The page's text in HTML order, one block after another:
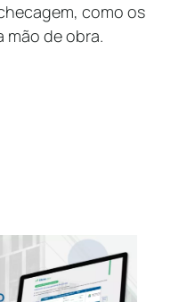
como os
mão de obra.